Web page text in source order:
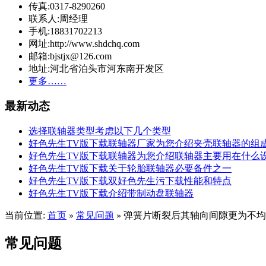
传真:0317-8290260
联系人:周经理
手机:18831702213
网址:http://www.shdchq.com
邮箱:bjstjx@126.com
地址:河北省泊头市河东南开发区
更多……
最新动态
选择联轴器类型考虑以下几个类型
好色先生TV版下载联轴器厂家为您介绍夹壳联轴器的组
好色先生TV版下载联轴器为您介绍联轴器主要用在什么
好色先生TV版下载关于轮胎联轴器必要备件之一
好色先生TV版下载双好色先生污下载性能和特点
好色先生TV版下载介绍带制动盘联轴器
当前位置: 首页 » 常见问题 » 弹簧片断裂后其轴向间隙更为不
常见问题